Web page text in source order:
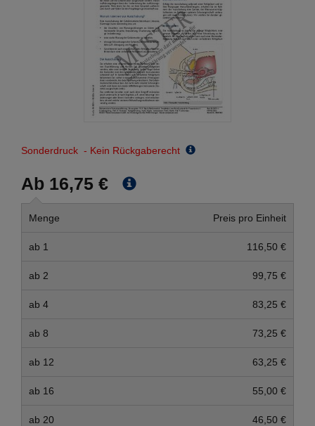
Sonderdruck - Kein Rückgaberecht
Ab 16,75 €
Menge Preis pro Einheit
ab 1 116,50 €
ab 2 99,75 €
ab 4 83,25 €
ab 8 73,25 €
ab 12 63,25 €
ab 16 55,00 €
ab 20 46,50 €